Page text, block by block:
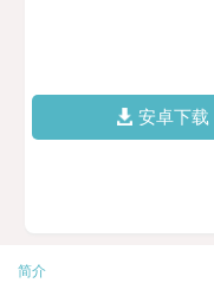
安卓下载
简介